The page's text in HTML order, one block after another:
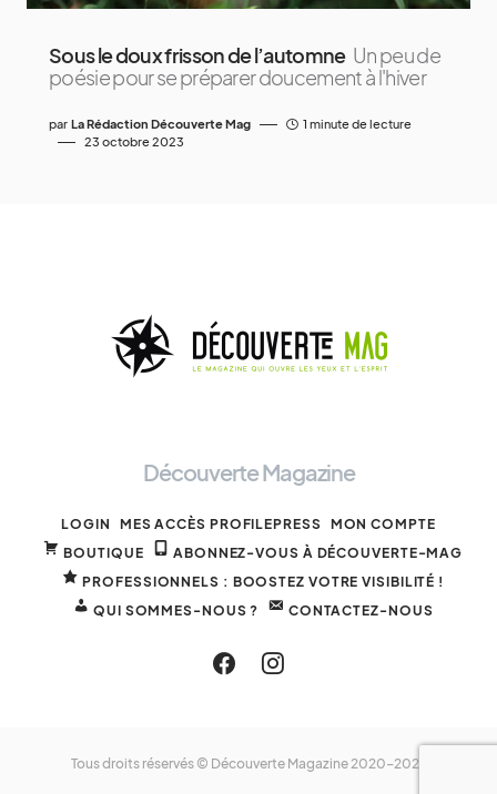
Sous le doux frisson de l’automne Un peu de
poésie pour se préparer doucement à l'hiver
par La Rédaction Découverte Mag
1 minute de lecture
23 octobre 2023
Découverte Magazine
LOGIN MES ACCÈS PROFILEPRESS MON COMPTE
BOUTIQUE
ABONNEZ-VOUS À DÉCOUVERTE-MAG
PROFESSIONNELS : BOOSTEZ VOTRE VISIBILITÉ !
QUI SOMMES-NOUS ?
CONTACTEZ-NOUS
Tous droits réservés © Découverte Magazine 2020-2025